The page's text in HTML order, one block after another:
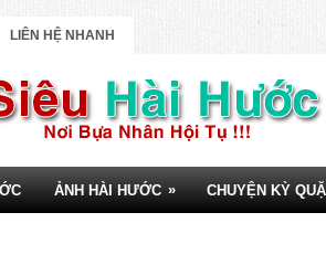
LIÊN HỆ NHANH
ẢNH HÀI HƯỚC » CHUYỆN KỲ